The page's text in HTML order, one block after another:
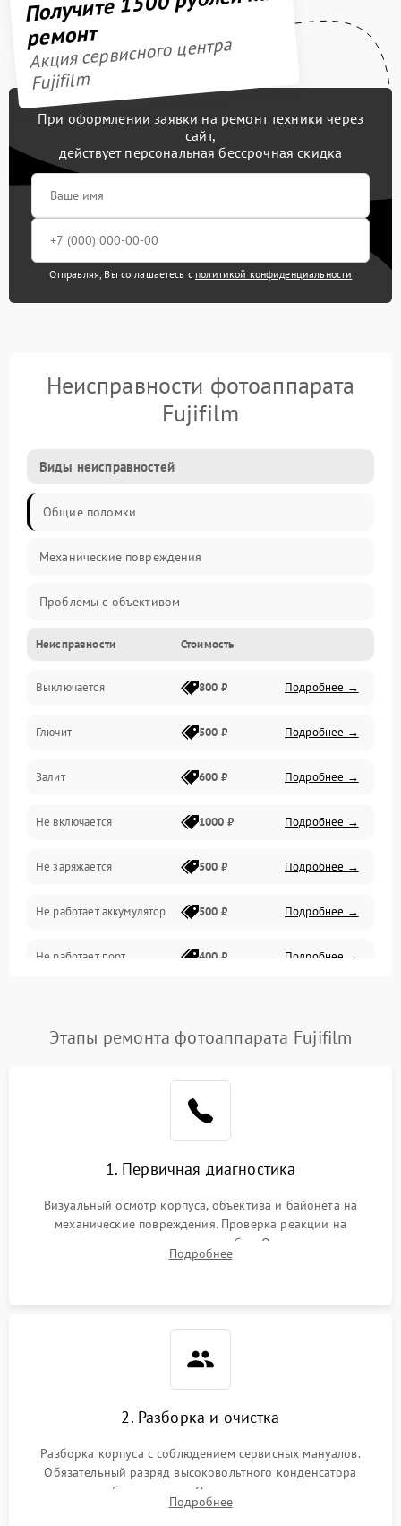
ремонт
Акция сервисного центра
Fujifilm
При оформлении заявки на ремонт техники через
сайт,
действует персональная бессрочная скидка
Отправляя, Вы соглашаетесь с политикой конфиденциальности
Неисправности фотоаппарата
Fujifilm
Виды неисправностей
Общие поломки
Механические повреждения
Проблемы с объективом
Электронные ошибки
Механические проблемы
Матрица и оптика
Питание и питание цепей
Проблемы с картами памяти
Объективы
Программные сбои
Коммуникации и интерфейсы
Неисправности Стоимость
Выключается 800 ₽ Подробнее →
Глючит 500 ₽ Подробнее →
Залит 600 ₽ Подробнее →
Не включается 1000 ₽ Подробнее →
Не заряжается 500 ₽ Подробнее →
Не работает аккумулятор 500 ₽ Подробнее →
Не работает порт 400 ₽ Подробнее →
Этапы ремонта фотоаппарата Fujifilm
1. Первичная диагностика
Визуальный осмотр корпуса, объектива и байонета на
механические повреждения. Проверка реакции на
включение, считывание кодов ошибок. Оценка состояния
матрицы и затвора, проверка работы автофокуса и вспышки.
Подробнее
2. Разборка и очистка
Разборка корпуса с соблюдением сервисных мануалов.
Обязательный разряд высоковольтного конденсатора
вспышки для безопасности. Очистка внутренних узлов от
пыли, песка и следов влаги с помощью спецсредств.
Подробнее